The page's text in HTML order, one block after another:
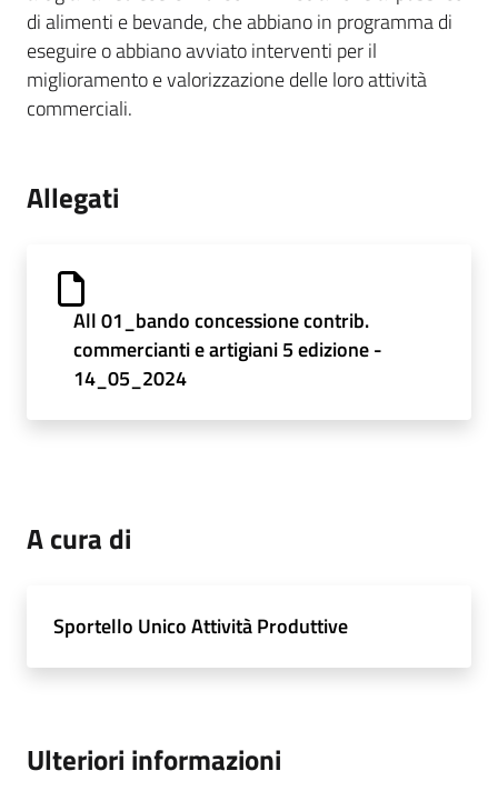
di alimenti e bevande, che abbiano in programma di
eseguire o abbiano avviato interventi per il
miglioramento e valorizzazione delle loro attività
commerciali.
Allegati
All 01_bando concessione contrib.
commercianti e artigiani 5 edizione -
14_05_2024
A cura di
Sportello Unico Attività Produttive
Ulteriori informazioni